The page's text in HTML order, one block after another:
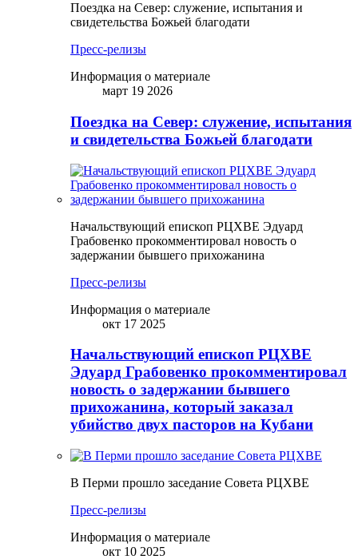
Поездка на Север: служение, испытания и
свидетельства Божьей благодати
Пресс-релизы
Информация о материале
март 19 2026
Поездка на Север: служение, испытания
и свидетельства Божьей благодати
Начальствующий епископ РЦХВЕ Эдуард
Грабовенко прокомментировал новость о
задержании бывшего прихожанина
Пресс-релизы
Информация о материале
окт 17 2025
Начальствующий епископ РЦХВЕ
Эдуард Грабовенко прокомментировал
новость о задержании бывшего
прихожанина, который заказал
убийство двух пасторов на Кубани
В Перми прошло заседание Совета РЦХВЕ
Пресс-релизы
Информация о материале
окт 10 2025